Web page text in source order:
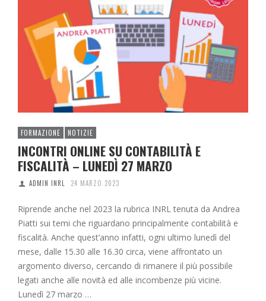
FORMAZIONE NOTIZIE
INCONTRI ONLINE SU CONTABILITÀ E
FISCALITÀ – LUNEDÌ 27 MARZO
ADMIN INRL 24 MARZO 2023
Riprende anche nel 2023 la rubrica INRL tenuta da Andrea
Piatti sui temi che riguardano principalmente contabilità e
fiscalità. Anche quest’anno infatti, ogni ultimo lunedì del
mese, dalle 15.30 alle 16.30 circa, viene affrontato un
argomento diverso, cercando di rimanere il più possibile
legati anche alle novità ed alle incombenze più vicine.
Lunedì 27 marzo …